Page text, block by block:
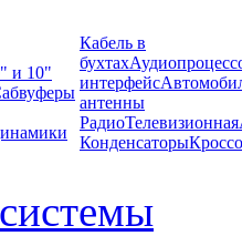
и 10"
Кабель в
бухтах
интерфейс
антенны
РадиоТелевизионная
Конденсаторы